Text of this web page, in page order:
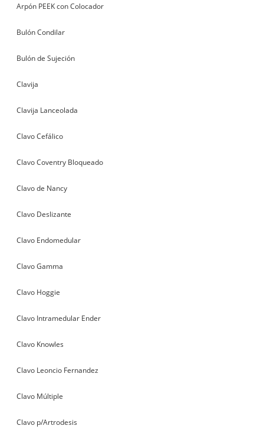
Arpón PEEK con Colocador
Bulón Condilar
Bulón de Sujeción
Clavija
Clavija Lanceolada
Clavo Cefálico
Clavo Coventry Bloqueado
Clavo de Nancy
Clavo Deslizante
Clavo Endomedular
Clavo Gamma
Clavo Hoggie
Clavo Intramedular Ender
Clavo Knowles
Clavo Leoncio Fernandez
Clavo Múltiple
Clavo p/Artrodesis